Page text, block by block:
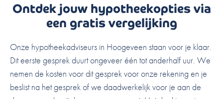
Ontdek jouw hypotheekopties via
een gratis vergelijking
Onze hypotheekadviseurs in Hoogeveen staan voor je klaar.
Dit eerste gesprek duurt ongeveer één tot anderhalf uur. We
nemen de kosten voor dit gesprek voor onze rekening en je
beslist na het gesprek of we daadwerkelijk voor je aan de